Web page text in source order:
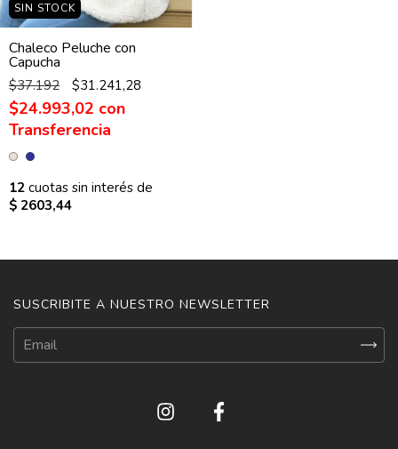
SIN STOCK
Chaleco Peluche con
Capucha
$37.192 $31.241,28
$24.993,02 con
12 cuotas sin interés de
$ 2603,44
SUSCRIBITE A NUESTRO NEWSLETTER